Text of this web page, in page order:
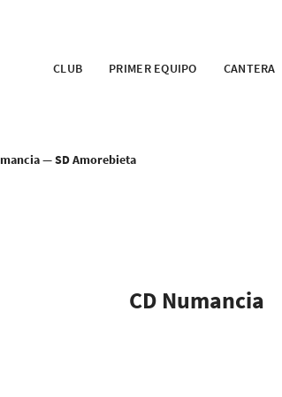
CLUB PRIMER EQUIPO CANTERA
— SD Amorebieta
CD Numancia